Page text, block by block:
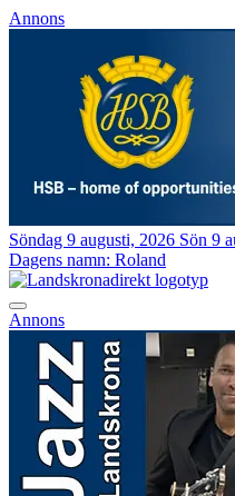
Annons
Söndag 9 augusti, 2026 Sön 9
Dagens namn: Roland
Annons